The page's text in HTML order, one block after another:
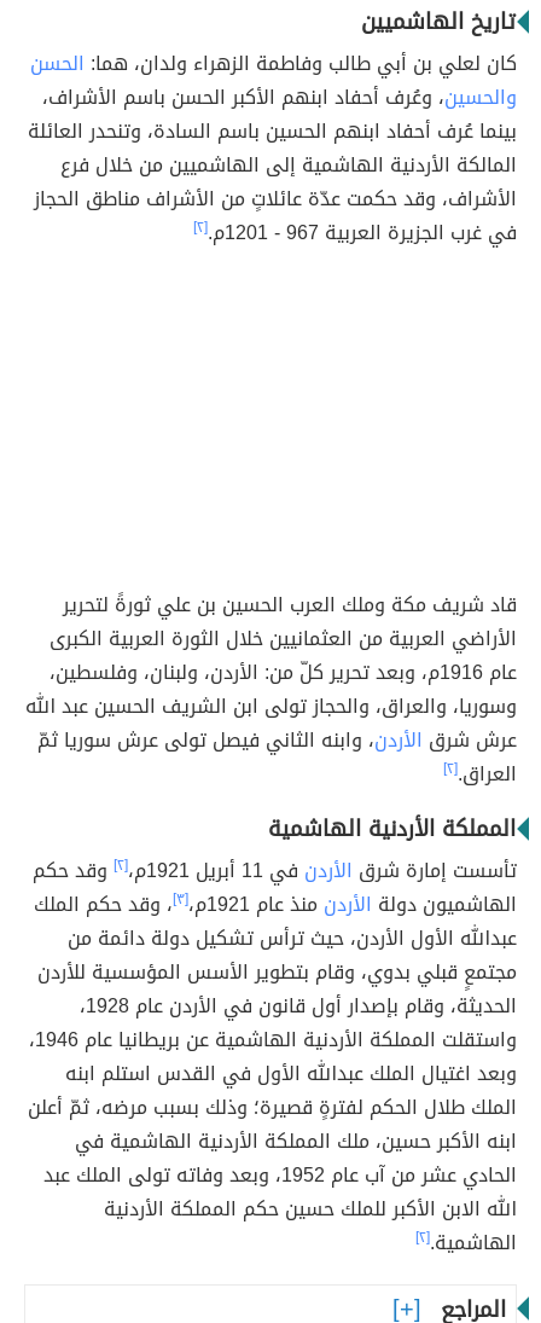
تاريخ الهاشميين
كان لعلي بن أبي طالب وفاطمة الزهراء ولدان، هما: الحسن
والحسين، وعُرف أحفاد ابنهم الأكبر الحسن باسم الأشراف،
بينما عُرف أحفاد ابنهم الحسين باسم السادة، وتنحدر العائلة
المالكة الأردنية الهاشمية إلى الهاشميين من خلال فرع
الأشراف، وقد حكمت عدّة عائلاتٍ من الأشراف مناطق الحجاز
في غرب الجزيرة العربية 967 - 1201م.
[٢]
قاد شريف مكة وملك العرب الحسين بن علي ثورةً لتحرير
الأراضي العربية من العثمانيين خلال الثورة العربية الكبرى
عام 1916م، وبعد تحرير كلّ من: الأردن، ولبنان، وفلسطين،
وسوريا، والعراق، والحجاز تولى ابن الشريف الحسين عبد الله
عرش شرق الأردن، وابنه الثاني فيصل تولى عرش سوريا ثمّ
العراق.[٢]
المملكة الأردنية الهاشمية
تأسست إمارة شرق الأردن في 11 أبريل 1921م، [٢]
وقد حكم
الهاشميون دولة الأردن منذ عام 1921م، [٣] ، وقد حكم الملك
عبدالله الأول الأردن، حيث ترأس تشكيل دولة دائمة من
مجتمعٍ قبلي بدوي، وقام بتطوير الأسس المؤسسية للأردن
الحديثة، وقام بإصدار أول قانون في الأردن عام 1928،
واستقلت المملكة الأردنية الهاشمية عن بريطانيا عام 1946،
وبعد اغتيال الملك عبدالله الأول في القدس استلم ابنه
الملك طلال الحكم لفترةٍ قصيرة؛ وذلك بسبب مرضه، ثمّ أعلن
ابنه الأكبر حسين، ملك المملكة الأردنية الهاشمية في
الحادي عشر من آب عام 1952، وبعد وفاته تولى الملك عبد
الله الابن الأكبر للملك حسين حكم المملكة الأردنية
الهاشمية.[٢]
المراجع